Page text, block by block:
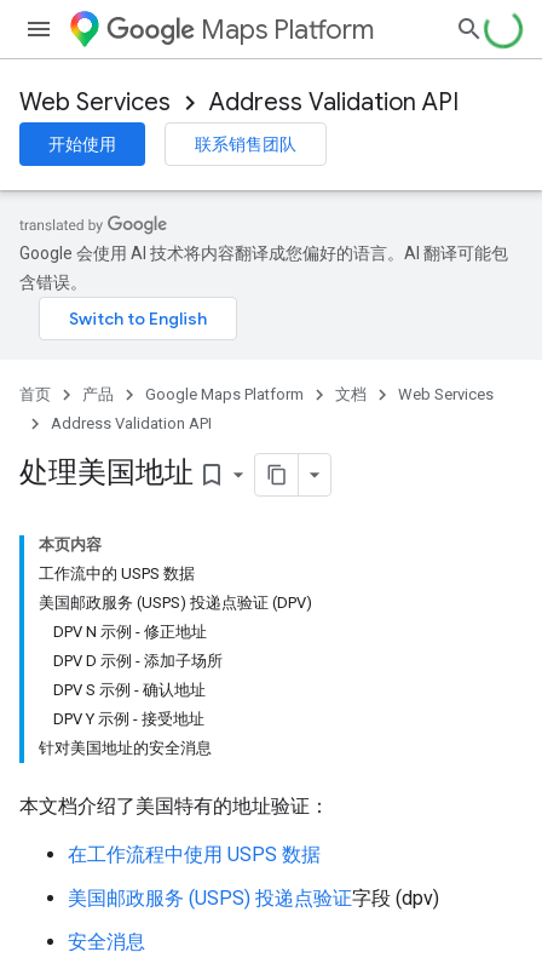
Maps Platform
Web Services Address Validation API
开始使用 联系销售团队
Google 会使用 AI 技术将内容翻译成您偏好的语言。AI 翻译可能包
含错误。
首页 产品 Google Maps Platform 文档
Web Services
Address Validation API
处理美国地址 bookmark_border
本页内容
工作流中的 USPS 数据
美国邮政服务 (USPS) 投递点验证 (DPV)
DPV N 示例 - 修正地址
DPV D 示例 - 添加子场所
DPV S 示例 - 确认地址
DPV Y 示例 - 接受地址
针对美国地址的安全消息
本文档介绍了美国特有的地址验证：
在工作流程中使用 USPS 数据
美国邮政服务 (USPS) 投递点验证字段 (dpv)
安全消息